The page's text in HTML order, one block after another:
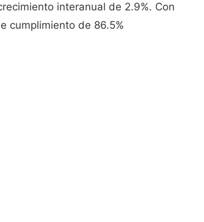
interanual de 2.9%. Con
cumplimiento de 86.5%